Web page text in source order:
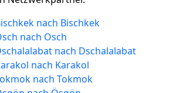
nach Bischkek
nach Osch
nach Dschalalabat
nach Karakol
nach Tokmok